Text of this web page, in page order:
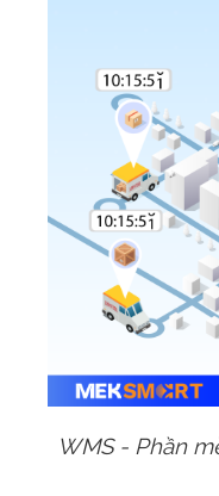
WMS - Phần